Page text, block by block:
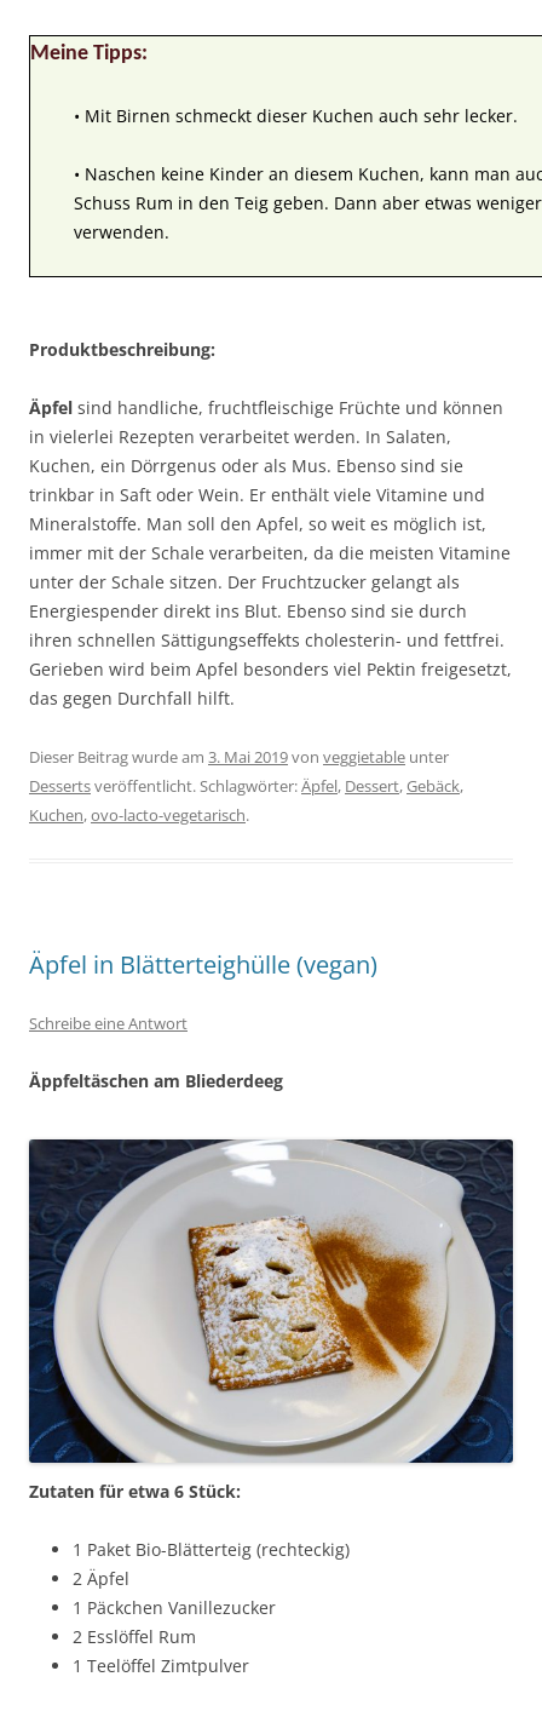
Meine Tipps:
• Mit Birnen schmeckt dieser Kuchen auch sehr lecker.
• Naschen keine Kinder an diesem Kuchen, kann man
Schuss Rum in den Teig geben. Dann aber etwas
verwenden.
Produktbeschreibung:
Äpfel sind handliche, fruchtfleischige Früchte und können
in vielerlei Rezepten verarbeitet werden. In Salaten,
Kuchen, ein Dörrgenus oder als Mus. Ebenso sind sie
trinkbar in Saft oder Wein. Er enthält viele Vitamine und
Mineralstoffe. Man soll den Apfel, so weit es möglich ist,
immer mit der Schale verarbeiten, da die meisten Vitamine
unter der Schale sitzen. Der Fruchtzucker gelangt als
Energiespender direkt ins Blut. Ebenso sind sie durch
ihren schnellen Sättigungseffekts cholesterin- und fettfrei.
Gerieben wird beim Apfel besonders viel Pektin freigesetzt,
das gegen Durchfall hilft.
Dieser Beitrag wurde am 3. Mai 2019von veggietable unter
Dessertsveröffentlicht. Schlagwörter:Äpfel, Dessert,Gebäck,
Kuchen,ovo-lacto-vegetarisch.
Äpfel in Blätterteighülle (vegan)
Schreibe eine Antwort
Äppfeltäschen am Bliederdeeg
Zutaten für etwa 6 Stück:
1 Paket Bio-Blätterteig (rechteckig)
2 Äpfel
1 Päckchen Vanillezucker
2 Esslöffel Rum
1 Teelöffel Zimtpulver